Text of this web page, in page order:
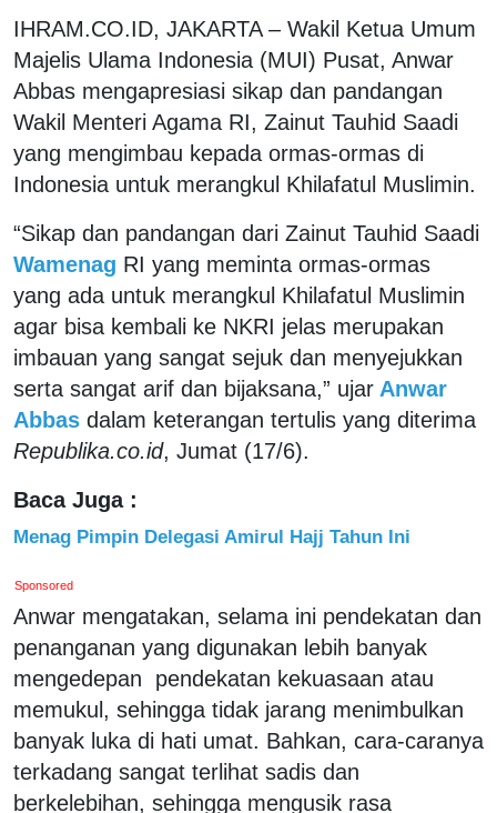
IHRAM.CO.ID, JAKARTA – Wakil Ketua Umum
Majelis Ulama Indonesia (MUI) Pusat, Anwar
Abbas mengapresiasi sikap dan pandangan
Wakil Menteri Agama RI, Zainut Tauhid Saadi
yang mengimbau kepada ormas-ormas di
Indonesia untuk merangkul Khilafatul Muslimin.
“Sikap dan pandangan dari Zainut Tauhid Saadi
Wamenag RI yang meminta ormas-ormas
yang ada untuk merangkul Khilafatul Muslimin
agar bisa kembali ke NKRI jelas merupakan
imbauan yang sangat sejuk dan menyejukkan
serta sangat arif dan bijaksana,” ujar Anwar
Abbas dalam keterangan tertulis yang diterima
Republika.co.id, Jumat (17/6).
Baca Juga :
Menag Pimpin Delegasi Amirul Hajj Tahun Ini
Sponsored
Anwar mengatakan, selama ini pendekatan dan
penanganan yang digunakan lebih banyak
mengedepan pendekatan kekuasaan atau
memukul, sehingga tidak jarang menimbulkan
banyak luka di hati umat. Bahkan, cara-caranya
terkadang sangat terlihat sadis dan
berkelebihan, sehingga mengusik rasa